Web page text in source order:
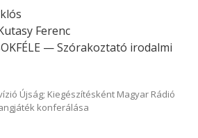
Ferenc
— Szórakoztató irodalmi
Újság; Kiegészítésként Magyar Rádió
konferálása